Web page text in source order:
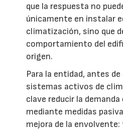
que la respuesta no
únicamente en instalar
climatización, sino que
comportamiento del
origen.
Para la entidad, antes
sistemas activos de
clave reducir la
mediante medidas
mejora de la envolvente: